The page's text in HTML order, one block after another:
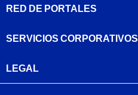
RED DE PORTALES
SERVICIOS CORPORATIVOS
LEGAL